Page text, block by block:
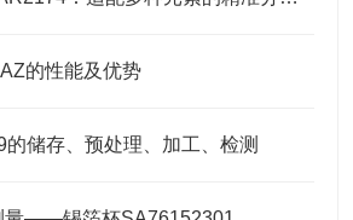
的性能及优势
储存、预处理、加工、检测